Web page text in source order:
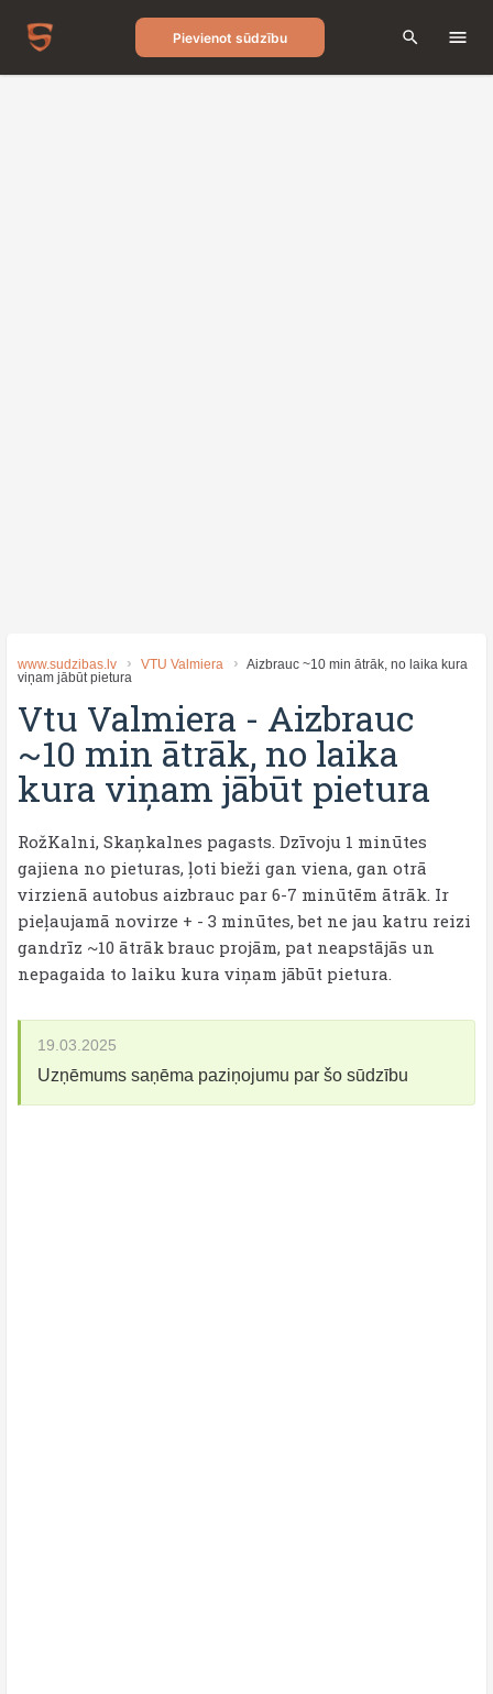
Pievienot sūdzību
www.sudzibas.lv VTU Valmiera
Aizbrauc ~10 min ātrāk, no laika kura
viņam jābūt pietura
Vtu Valmiera - Aizbrauc
~10 min ātrāk, no laika
kura viņam jābūt pietura
RožKalni, Skaņkalnes pagasts. Dzīvoju 1 minūtes
gajiena no pieturas, ļoti bieži gan viena, gan otrā
virzienā autobus aizbrauc par 6-7 minūtēm ātrāk. Ir
pieļaujamā novirze + - 3 minūtes, bet ne jau katru reizi
gandrīz ~10 ātrāk brauc projām, pat neapstājās un
nepagaida to laiku kura viņam jābūt pietura.
19.03.2025
Uzņēmums saņēma paziņojumu par šo sūdzību